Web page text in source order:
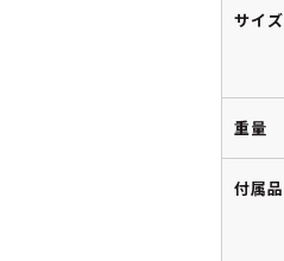
サイズ
重量
付属品